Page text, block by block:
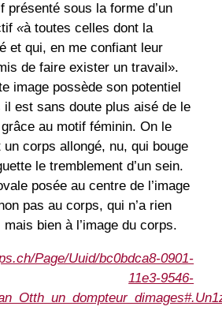
présenté sous la forme d’un
«à toutes celles dont la
et qui, en me confiant leur
de faire exister un travail».
image possède son potentiel
il est sans doute plus aisé de le
au motif féminin. On le
corps allongé, nu, qui bouge
le tremblement d’un sein.
posée au centre de l’image
pas au corps, qui n’a rien
mais bien à l’image du corps.
Page/Uuid/bc0bdca8-0901-
11e3-9546-